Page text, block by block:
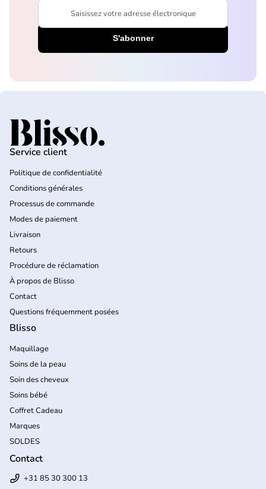
Saisissez votre adresse électronique
Accueil
Service client
Politique de confidentialité
Conditions générales
Processus de commande
Modes de paiement
Livraison
Retours
Procédure de réclamation
À propos de Blisso
Contact
Questions fréquemment posées
Blisso
Maquillage
Soins de la peau
Soin des cheveux
Soins bébé
Coffret Cadeau
Marques
SOLDES
Contact
+31 85 30 300 13